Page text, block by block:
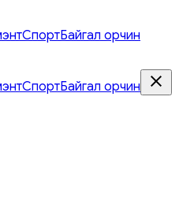
СпортБайгал орчин
СпортБайгал орчин